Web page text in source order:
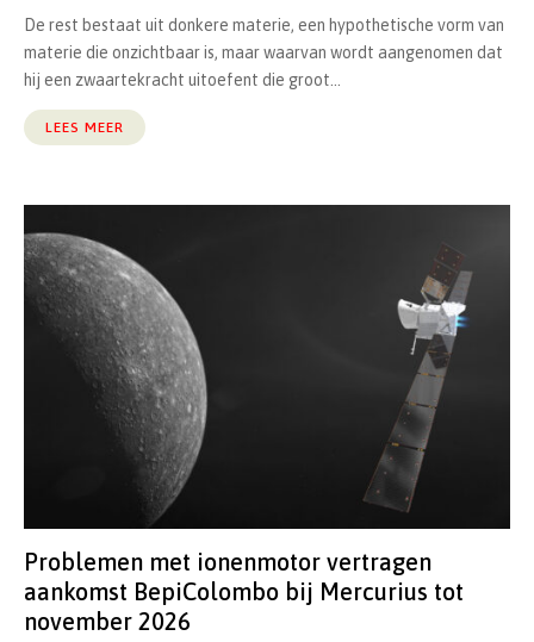
De rest bestaat uit donkere materie, een hypothetische vorm van
materie die onzichtbaar is, maar waarvan wordt aangenomen dat
hij een zwaartekracht uitoefent die groot...
LEES MEER
Problemen met ionenmotor vertragen
aankomst BepiColombo bij Mercurius tot
november 2026